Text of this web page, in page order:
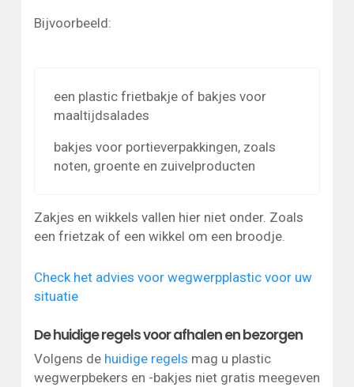
Bijvoorbeeld:
een plastic frietbakje of bakjes voor
maaltijdsalades
bakjes voor portieverpakkingen, zoals
noten, groente en zuivelproducten
Zakjes en wikkels vallen hier niet onder. Zoals
een frietzak of een wikkel om een broodje.
Check het advies voor wegwerpplastic voor uw
situatie
De huidige regels voor afhalen en bezorgen
Volgens de huidige regels mag u plastic
wegwerpbekers en -bakjes niet gratis meegeven